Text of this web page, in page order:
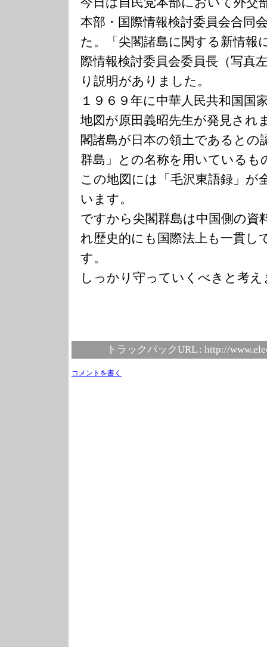
本部・国際情報検討委員会合同
た。「尖閣諸島に関する新情報
際情報検討委員会委員長（写真
り説明がありました。
１９６９年に中華人民共和国国
地図が原田義昭先生が発見され
閣諸島が日本の領土であるとの
群島」との名称を用いているも
この地図には「毛沢東語録」が
います。
ですから尖閣群島は中国側の資
れ歴史的にも国際法上も一貫し
す。
しっかり守っていくべきと考え
トラックバックURL : http://
コメントを書く